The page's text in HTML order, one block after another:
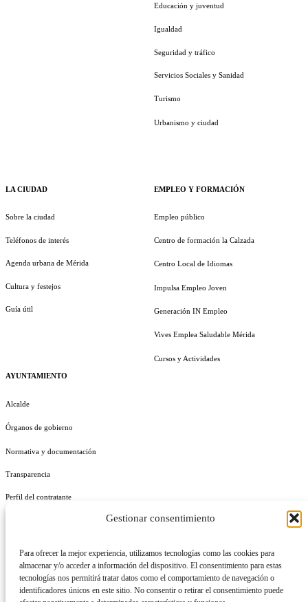
Gestionar consentimiento
Para ofrecer la mejor experiencia, utilizamos tecnologías como las cookies para
almacenar y/o acceder a información del dispositivo. El consentimiento para estas
tecnologías nos permitirá tratar datos como el comportamiento de navegación o
identificadores únicos en este sitio. No consentir o retirar el consentimiento puede
LA CIUDAD
Sobre la ciudad
Teléfonos de interés
Agenda urbana de Mérida
Cultura y festejos
Guía útil
AYUNTAMIENTO
Alcalde
Órganos de gobierno
Normativa y documentación
Transparencia
Perfil del contratante
Educación y juventud
Igualdad
Seguridad y tráfico
Servicios Sociales y Sanidad
Turismo
Urbanismo y ciudad
EMPLEO Y FORMACIÓN
Empleo público
Centro de formación la Calzada
Centro Local de Idiomas
Impulsa Empleo Joven
Generación IN Empleo
Vives Emplea Saludable Mérida
Cursos y Actividades